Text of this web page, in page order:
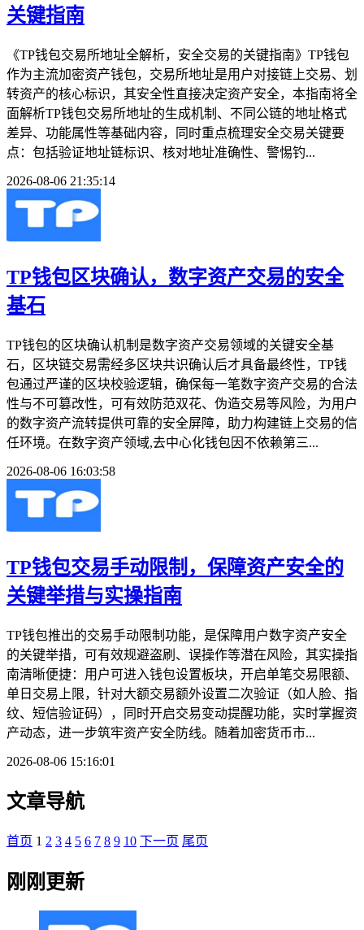
关键指南
《TP钱包交易所地址全解析，安全交易的关键指南》TP钱包
作为主流加密资产钱包，交易所地址是用户对接链上交易、划
转资产的核心标识，其安全性直接决定资产安全，本指南将全
面解析TP钱包交易所地址的生成机制、不同公链的地址格式
差异、功能属性等基础内容，同时重点梳理安全交易关键要
点：包括验证地址链标识、核对地址准确性、警惕钓...
2026-08-06 21:35:14
TP钱包区块确认，数字资产交易的安全
基石
TP钱包的区块确认机制是数字资产交易领域的关键安全基
石，区块链交易需经多区块共识确认后才具备最终性，TP钱
包通过严谨的区块校验逻辑，确保每一笔数字资产交易的合法
性与不可篡改性，可有效防范双花、伪造交易等风险，为用户
的数字资产流转提供可靠的安全屏障，助力构建链上交易的信
任环境。在数字资产领域,去中心化钱包因不依赖第三...
2026-08-06 16:03:58
TP钱包交易手动限制，保障资产安全的
关键举措与实操指南
TP钱包推出的交易手动限制功能，是保障用户数字资产安全
的关键举措，可有效规避盗刷、误操作等潜在风险，其实操指
南清晰便捷：用户可进入钱包设置板块，开启单笔交易限额、
单日交易上限，针对大额交易额外设置二次验证（如人脸、指
纹、短信验证码），同时开启交易变动提醒功能，实时掌握资
产动态，进一步筑牢资产安全防线。随着加密货币市...
2026-08-06 15:16:01
文章导航
首页 1 2 3 4 5 6 7 8 9 10 下一页 尾页
刚刚更新